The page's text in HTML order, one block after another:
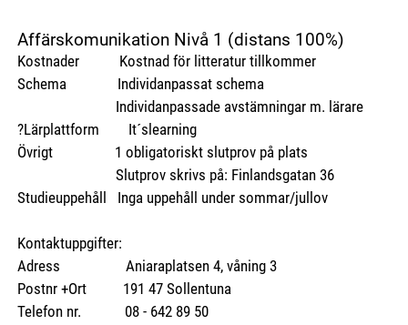
Affärskomunikation Nivå 1 (distans 100%)
Kostnader Kostnad för litteratur tillkommer
Schema Individanpassat schema
Individanpassade avstämningar m. lärare
?Lärplattform It´slearning
Övrigt 1 obligatoriskt slutprov på plats
Slutprov skrivs på: Finlandsgatan 36
Studieuppehåll Inga uppehåll under sommar/jullov
Kontaktuppgifter:
Adress Aniaraplatsen 4, våning 3
Postnr +Ort 191 47 Sollentuna
Telefon nr. 08 - 642 89 50